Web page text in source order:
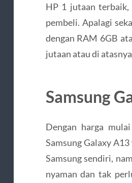
HP 1 jutaan
pembeli. Apalagi
dengan RAM 6GB
jutaan atau di atasnya
Samsung
Dengan harga
Samsung Galaxy
Samsung sendiri,
nyaman dan tak